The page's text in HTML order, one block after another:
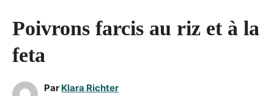
Poivrons farcis au riz et à la
feta
Par Klara Richter